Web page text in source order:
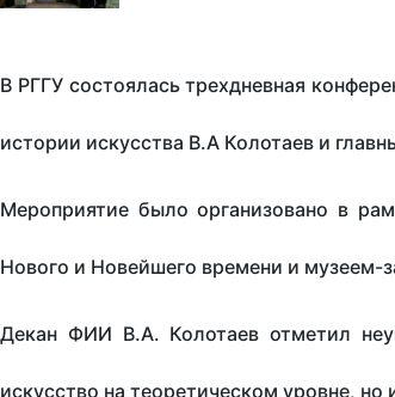
В РГГУ состоялась трехдневная
истории искусства В.А Колотаев и
Мероприятие было организовано в
Нового и Новейшего времени и музеем-
Декан ФИИ В.А. Колотаев отметил
искусство на теоретическом уровне,